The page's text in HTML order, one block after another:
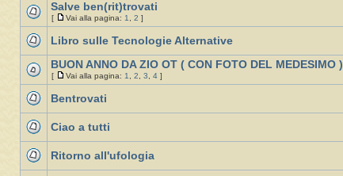
Salve ben(rit)trovati
[ Vai alla pagina: 1, 2 ]
Libro sulle Tecnologie Alternative
BUON ANNO DA ZIO OT ( CON FOTO DEL MEDESIMO )
[ Vai alla pagina: 1, 2, 3, 4 ]
Bentrovati
Ciao a tutti
Ritorno all'ufologia